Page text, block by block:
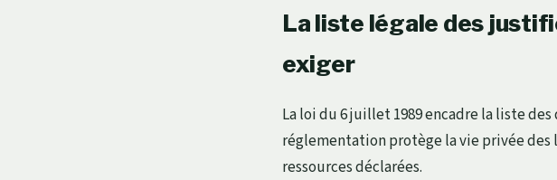
La liste légale des
exiger
La loi du 6 juillet 1989 encadre la liste
réglementation protège la vie privée
ressources déclarées.